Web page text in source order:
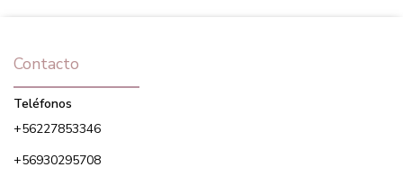
Contacto
Teléfonos
+56227853346
+56930295708